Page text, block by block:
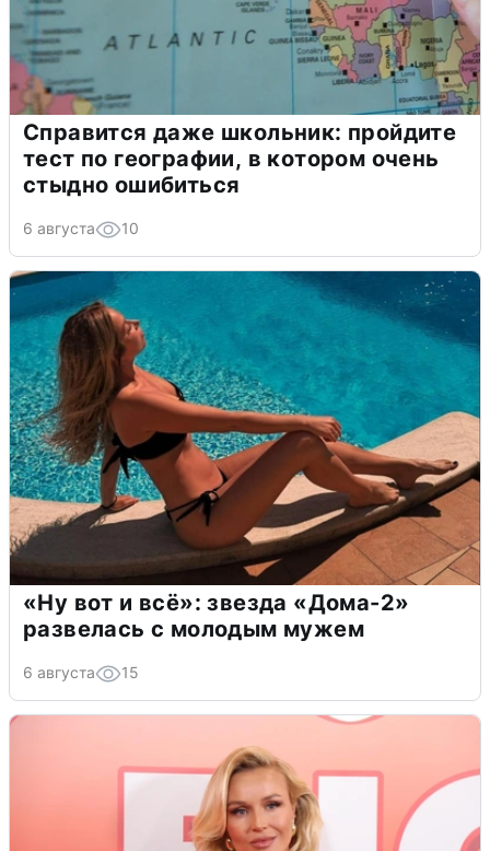
Справится даже школьник: пройдите
тест по географии, в котором очень
стыдно ошибиться
6 августа 10
«Ну вот и всё»: звезда «Дома-2»
развелась с молодым мужем
6 августа 15